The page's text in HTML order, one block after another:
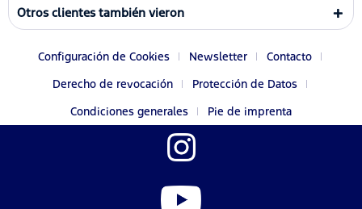
Otros clientes también vieron
Configuración de Cookies Newsletter
Contacto
Derecho de revocación
Protección de Datos
Condiciones generales
Pie de imprenta